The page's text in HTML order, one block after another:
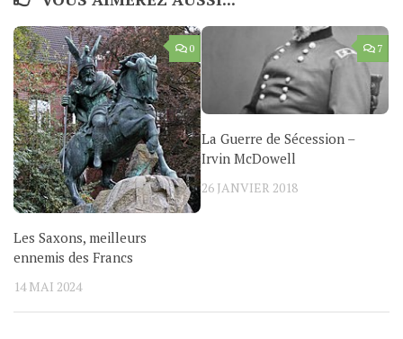
0
Les Saxons, meilleurs
ennemis des Francs
14 MAI 2024
7
La Guerre de Sécession –
Irvin McDowell
26 JANVIER 2018